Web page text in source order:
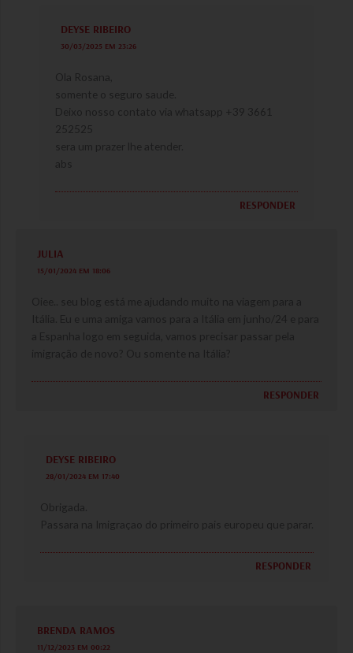
DEYSE RIBEIRO
30/03/2025 EM 23:26
Ola Rosana,
somente o seguro saude.
Deixo nosso contato via whatsapp +39 3661
252525
sera um prazer lhe atender.
abs
RESPONDER
JULIA
15/01/2024 EM 18:06
RESPONDER
DEYSE RIBEIRO
28/01/2024 EM 17:40
Obrigada.
Passara na Imigraçao do primeiro pais europeu que parar.
RESPONDER
BRENDA RAMOS
11/12/2023 EM 00:22